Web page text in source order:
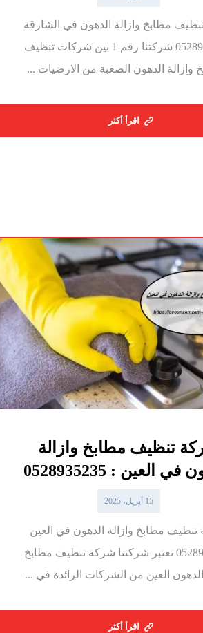
مطابخ وازالة الدهون في الشارقة
|0528935235 شركتنا رقم 1 بين شركات تنظيف
وإزالة الدهون الصعبة من الارضيات ...
اقرأ أكثر
تنظيف مطابخ وازالة
في العين : 0528935235
15 أبريل، 2025
مطابخ وازالة الدهون في العين
|0528935235 تعتبر شركتنا شركة تنظيف مطابخ
الدهون العين من الشركات الرائدة في ...
اقرأ أكثر